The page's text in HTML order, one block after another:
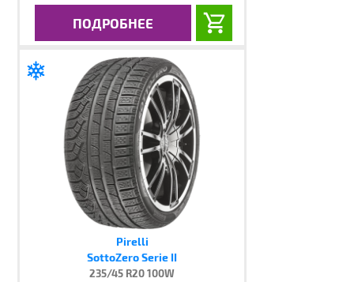
ПОДРОБНЕЕ
Pirelli
SottoZero Serie II
235/45 R20 100W